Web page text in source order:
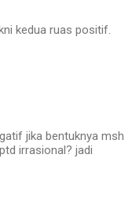
kedua ruas positif.
jika bentuknya msh
irrasional? jadi